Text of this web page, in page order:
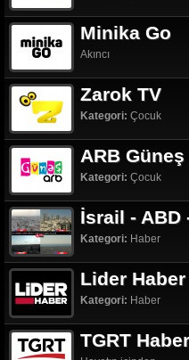
Minika Go
Akıncı
Zarok TV
Kategori: Çocuk
ARB Güneş
Kategori: Çocuk
İsrail - ABD
Kategori: Haber
Lider Haber
Kategori: Haber
TGRT Haber